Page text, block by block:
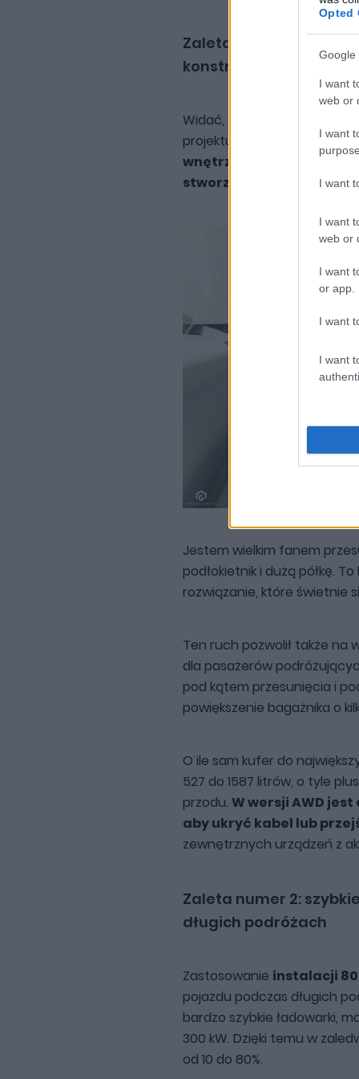
Opted
Google
I want
web or
I want
I want
I want
web or
I want
or app.
I want
I want
Zaleta numer 1: IONIQ
konstrukcją
Widać, że inżynierowie
projektu kompleksowo,
wnętrza, nie zmącona
stworzenie ciekawej
Jestem wielkim fanem
podłokietnik i dużą półkę.
rozwiązanie, które świetnie
Ten ruch pozwolił także na
dla pasażerów
pod kątem przesunięcia i
powiększenie bagażnika o
O ile sam kufer do
527 do 1587 litrów, o tyle
przodu. W wersji AWD
aby ukryć kabel lub
zewnętrznych urządzeń z
Zaleta numer 2:
długich podróżach
Zastosowanie instalacji
pojazdu podczas długich
bardzo szybkie ładowarki,
300 kW. Dzięki temu w
od 10 do 80%.